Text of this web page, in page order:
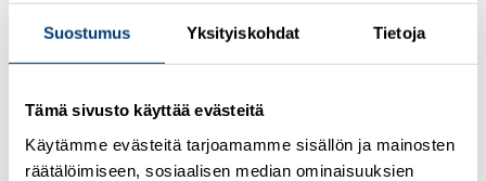
Suostumus Yksityiskohdat Tietoja
Tämä sivusto käyttää evästeitä
Käytämme evästeitä tarjoamamme sisällön ja mainosten
räätälöimiseen, sosiaalisen median ominaisuuksien
Kirjaudu sisään nähdäksesi hinnat ja käyttääksesi
Module socket contact, inserted in the PCC or HCC plug
mm² conductors